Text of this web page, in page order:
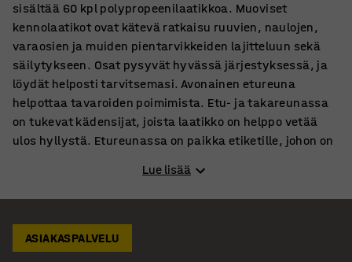
sisältää 60 kpl polypropeenilaatikkoa. Muoviset
kennolaatikot ovat kätevä ratkaisu ruuvien, naulojen,
varaosien ja muiden pientarvikkeiden lajitteluun sekä
säilytykseen. Osat pysyvät hyvässä järjestyksessä, ja
löydät helposti tarvitsemasi. Avonainen etureuna
helpottaa tavaroiden poimimista. Etu- ja takareunassa
on tukevat kädensijat, joista laatikko on helppo vetää
ulos hyllystä. Etureunassa on paikka etiketille, johon on
vahvaa, jauhemaalattua teräslevyä. Jauhemaalaus
takaa lujan ja kovaa kulutusta kestävän pinnan. Kaapin
korkeudelle, ja niitä on mahdollista siirtää tarvittaessa.
Yhden hyllytason maksimikantavuus on 50 kg paino
Lue lisää
ASIAKASPALVELU